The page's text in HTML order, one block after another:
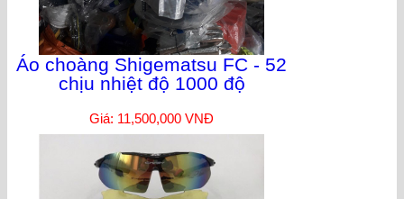
Áo choàng Shigematsu FC - 52
chịu nhiệt độ 1000 độ
Giá: 11,500,000 VNĐ